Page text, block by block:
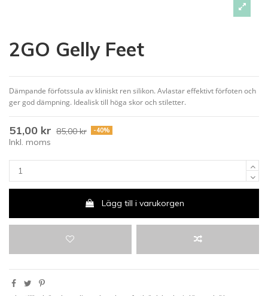
2GO Gelly Feet
Dämpande förfotssula av kliniskt ren silikon. Avlastar effektivt förfoten och
ger god dämpning. Idealisk till höga skor och stiletter.
51,00 kr 85,00 kr -40%
Inkl. moms
Lägg till i varukorgen